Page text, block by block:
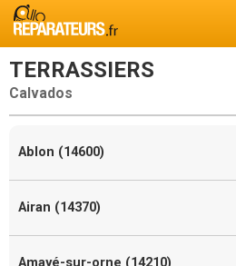
TERRASSIERS
Calvados
Ablon (14600)
Airan (14370)
Amayé-sur-orne (14210)